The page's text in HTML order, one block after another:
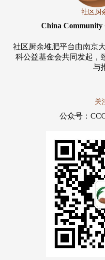
社区厨
China Community
社区厨余堆肥平台由南京
科公益基金会共同发起，
与
关
公众号：